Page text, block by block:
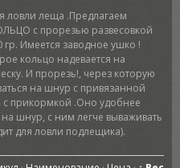
ловли леща .Предлагаем
с прорезью развесовкой
гр. Имеется заводное ушко !
кольцо надевается на
И прорезь!, через которую
на шнур с привязанной
прикормкой .Оно удобнее
шнур, с ним легче вываживать
для ловли подлещика).